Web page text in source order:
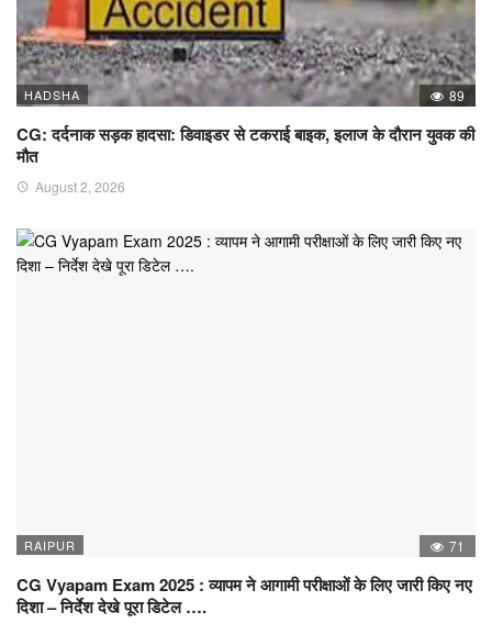
HADSHA 89
CG: दर्दनाक सड़क हादसा: डिवाइडर से टकराई बाइक, इलाज के दौरान युवक की
मौत
August 2, 2026
RAIPUR 71
CG Vyapam Exam 2025 : व्यापम ने आगामी परीक्षाओं के लिए जारी किए नए
दिशा – निर्देश देखे पूरा डिटेल ….